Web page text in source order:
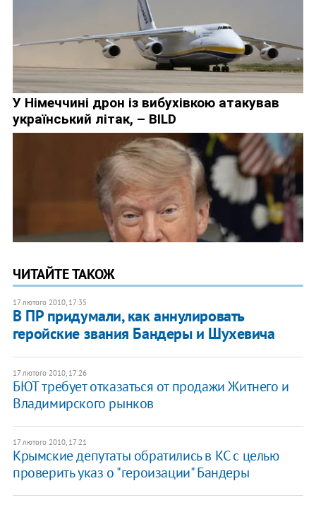
ЧИТАЙТЕ ТАКОЖ
17 лютого 2010, 17:35
В ПР придумали, как аннулировать
геройские звания Бандеры и Шухевича
17 лютого 2010, 17:26
БЮТ требует отказаться от продажи Житнего и
Владимирского рынков
17 лютого 2010, 17:21
Крымские депутаты обратились в КС с целью
проверить указ о "героизации" Бандеры